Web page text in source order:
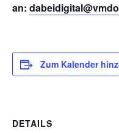
an:
Zum Kalender
DETAILS